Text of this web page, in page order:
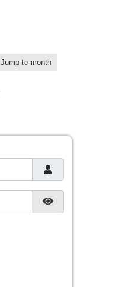
Jump to month
顯示密碼